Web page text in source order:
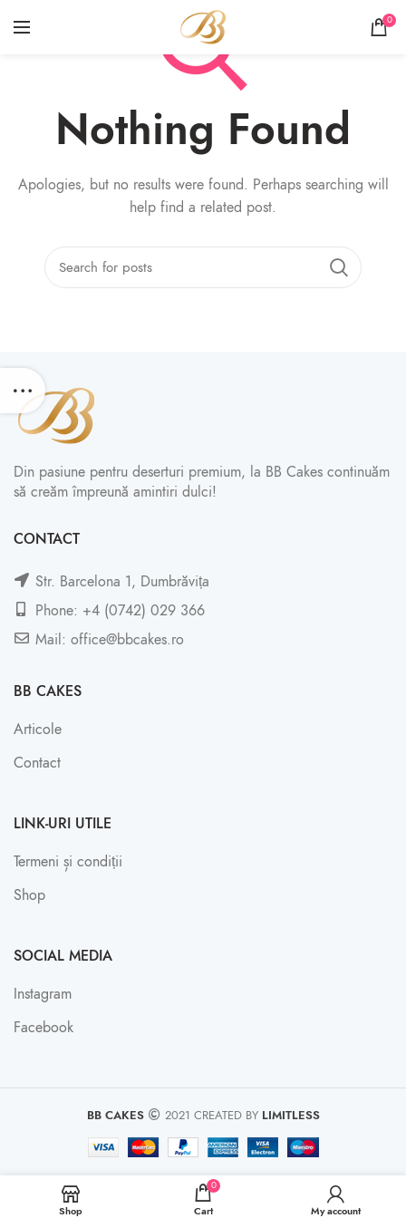
0
Nothing Found
Apologies, but no results were found. Perhaps searching will
help find a related post.
Din pasiune pentru deserturi premium, la BB Cakes continuăm
să creăm împreună amintiri dulci!
CONTACT
Str. Barcelona 1, Dumbrăvița
Phone: +4 (0742) 029 366
Mail: office@bbcakes.ro
BB CAKES
Articole
Contact
LINK-URI UTILE
Termeni și condiții
Shop
SOCIAL MEDIA
Instagram
Facebook
BB CAKES 2021 CREATED BY LIMITLESS
Shop
0
Cart My account